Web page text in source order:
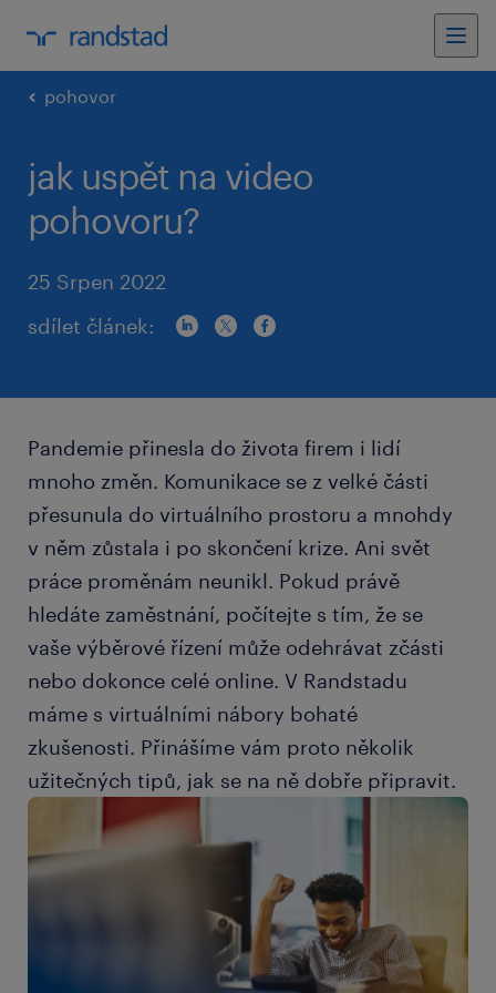
pohovor
jak uspět na video
pohovoru?
25 Srpen 2022
sdílet článek:
Pandemie přinesla do života firem i lidí
mnoho změn. Komunikace se z velké části
přesunula do virtuálního prostoru a mnohdy
v něm zůstala i po skončení krize. Ani svět
práce proměnám neunikl. Pokud právě
hledáte zaměstnání, počítejte s tím, že se
vaše výběrové řízení může odehrávat zčásti
nebo dokonce celé online. V Randstadu
máme s virtuálními nábory bohaté
zkušenosti. Přinášíme vám proto několik
užitečných tipů, jak se na ně dobře připravit.